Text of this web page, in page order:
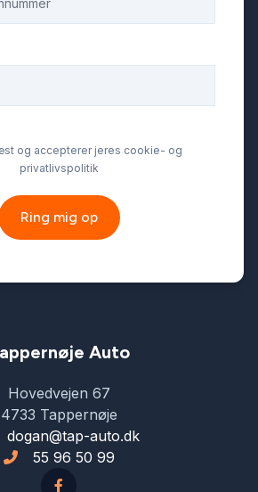
og accepterer jeres cookie- og
privatlivspolitik
Ring mig op
Auto
Hovedvejen 67
4733 Tappernøje
dogan@tap-auto.dk
55 96 50 99